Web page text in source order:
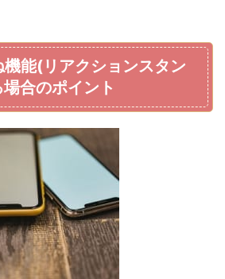
機能(リアクションスタン
合のポイント